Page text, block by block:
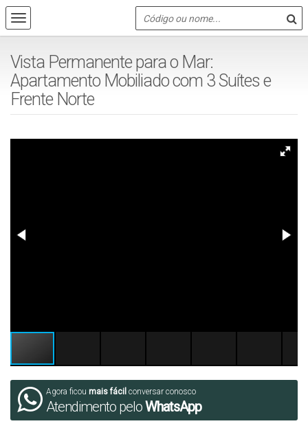
Vista Permanente para o Mar:
Apartamento Mobiliado com 3 Suítes e
Frente Norte
Agora ficou mais fácil conversar conosco
Atendimento peloWhatsApp